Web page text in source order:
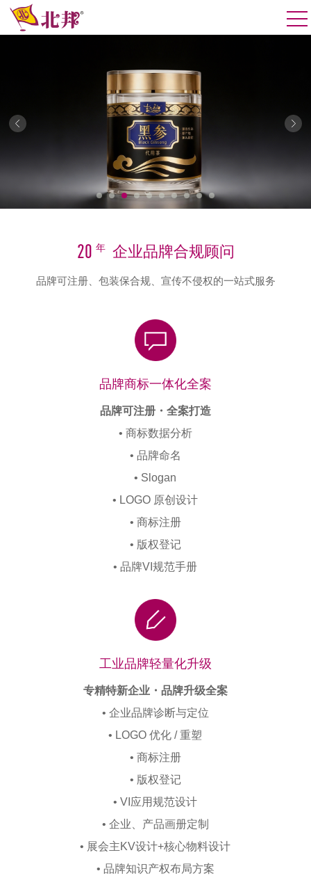
20 年 企业品牌合规顾问
品牌可注册、包装保合规、宣传不侵权的一站式服务
品牌商标一体化全案
品牌可注册・全案打造
• 商标数据分析
• 品牌命名
• Slogan
• LOGO 原创设计
• 商标注册
• 版权登记
• 品牌VI规范手册
工业品牌轻量化升级
专精特新企业・品牌升级全案
• 企业品牌诊断与定位
• LOGO 优化 / 重塑
• 商标注册
• 版权登记
• VI应用规范设计
• 企业、产品画册定制
• 展会主KV设计+核心物料设计
• 品牌知识产权布局方案